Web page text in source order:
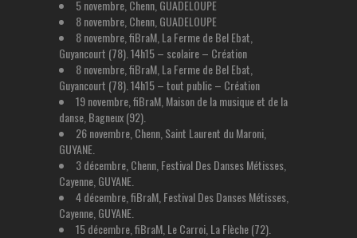
5 novembre, Chenn, GUADELOUPE
8 novembre, Chenn, GUADELOUPE
8 novembre, fiBraM, La Ferme de Bel Ebat,
Guyancourt (78). 14h15 – scolaire – Création
8 novembre, fiBraM, La Ferme de Bel Ebat,
Guyancourt (78). 14h15 – tout public – Création
19 novembre, fiBraM, Maison de la musique et de la
danse, Bagneux (92).
26 novembre, Chenn, Saint Laurent du Maroni,
GUYANE.
3 décembre, Chenn, Festival Des Danses Métisses,
Cayenne, GUYANE.
4 décembre, fiBraM, Festival Des Danses Métisses,
Cayenne, GUYANE.
15 décembre, fiBraM, Le Carroi, La Flèche (72).